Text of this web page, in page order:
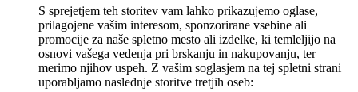
S sprejetjem teh storitev vam lahko prikazujemo oglase,
prilagojene vašim interesom, sponzorirane vsebine ali
promocije za naše spletno mesto ali izdelke, ki temleljijo na
osnovi vašega vedenja pri brskanju in nakupovanju, ter
merimo njihov uspeh. Z vašim soglasjem na tej spletni strani
uporabljamo naslednje storitve tretjih oseb: